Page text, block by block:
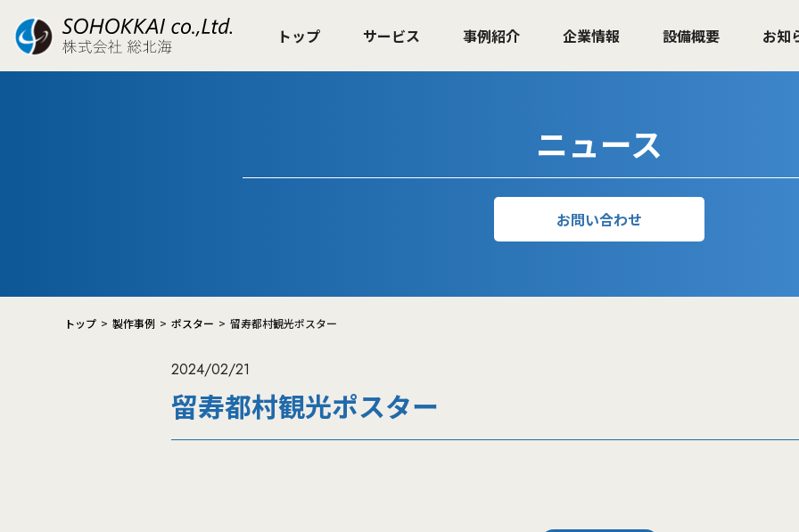
トップ サービス 事例紹介 企業情報 設備概要 お知
ニュース
お問い合わせ
トップ 製作事例 ポスター 留寿都村観光ポスター
2024/02/21
留寿都村観光ポスター